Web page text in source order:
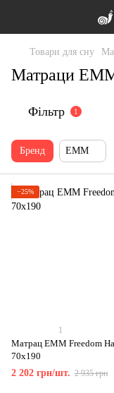
Товари для сну
Матраци
Фільтр 1
Бренд ЕММ
−25%
1
Матрац ЕММ Freedom
70x190
2 202 грн/шт. 2 935 грн